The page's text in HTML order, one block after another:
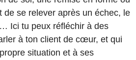
de se relever après un échec, le
Ici tu peux réfléchir à des
à ton client de cœur, et qui
situation et à ses